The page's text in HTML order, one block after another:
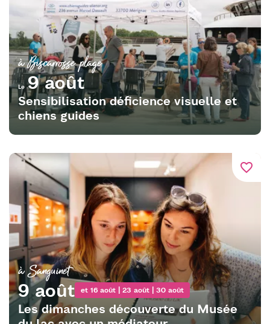
à Biscarrosse plage
Le9 août
Sensibilisation déficience visuelle et
chiens guides
favorite_border
à Sanguinet
9 août et 16 août | 23 août | 30 août
Les dimanches découverte du Musée